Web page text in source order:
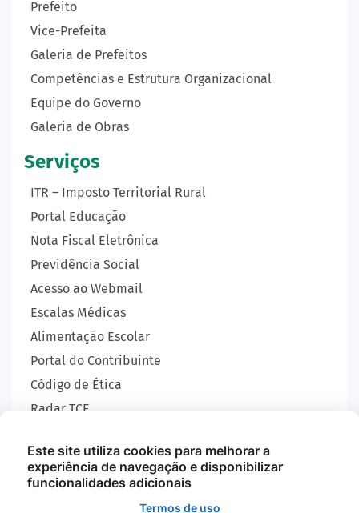
Prefeito
Vice-Prefeita
Galeria de Prefeitos
Competências e Estrutura Organizacional
Equipe do Governo
Galeria de Obras
Serviços
ITR – Imposto Territorial Rural
Portal Educação
Nota Fiscal Eletrônica
Previdência Social
Acesso ao Webmail
Escalas Médicas
Alimentação Escolar
Portal do Contribuinte
Código de Ética
Radar TCE
SIC
GEOBRAS
Este site utiliza cookies para melhorar a
experiência de navegação e disponibilizar
funcionalidades adicionais
Termos de uso